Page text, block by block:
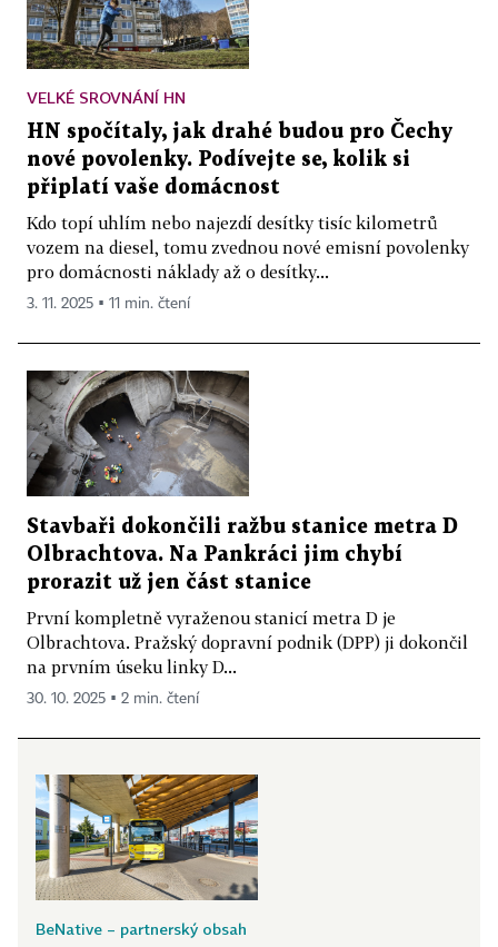
VELKÉ SROVNÁNÍ HN
HN spočítaly, jak drahé budou pro Čechy
nové povolenky. Podívejte se, kolik si
připlatí vaše domácnost
Kdo topí uhlím nebo najezdí desítky tisíc kilometrů
vozem na diesel, tomu zvednou nové emisní povolenky
pro domácnosti náklady až o desítky...
3. 11. 2025 ▪ 11 min. čtení
Stavbaři dokončili ražbu stanice metra D
Olbrachtova. Na Pankráci jim chybí
prorazit už jen část stanice
První kompletně vyraženou stanicí metra D je
Olbrachtova. Pražský dopravní podnik (DPP) ji dokončil
na prvním úseku linky D...
30. 10. 2025 ▪ 2 min. čtení
BeNative – partnerský obsah